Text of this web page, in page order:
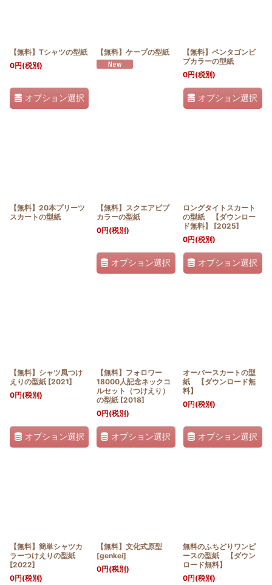
【無料】Tシャツの型紙
0円(税別)
オプション選択
【無料】ケープの型紙
【無料】ペンタゴンビ
ブカラーの型紙
0円(税別)
オプション選択
【無料】20本プリーツ
スカートの型紙
【無料】スクエアビブ
カラーの型紙
0円(税別)
オプション選択
ロングタイトスカート
の型紙 【ダウンロー
ド無料】
[2025]
0円(税別)
オプション選択
【無料】シャツ風つけ
えりの型紙 [2021]
0円(税別)
オプション選択
【無料】フォロワー
18000人記念ネックコ
ルセット（つけえり）
の型紙 [2018]
0円(税別)
オプション選択
オーバースカートの型
紙 【ダウンロード無
料】
0円(税別)
オプション選択
【無料】簡単シャツカ
ラーつけえりの型紙
[2022]
0円(税別)
【無料】文化式原型
[genkei]
0円(税別)
無料のふちどりワンピ
ースの型紙 【ダウン
ロード無料】
0円(税別)